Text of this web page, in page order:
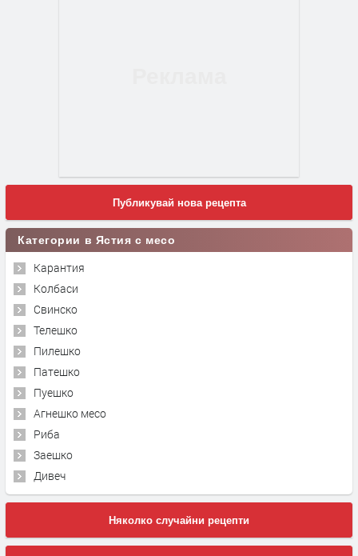
Публикувай нова рецепта
Категории в Ястия с месо
Карантия
Колбаси
Свинско
Телешко
Пилешко
Патешко
Пуешко
Агнешко месо
Риба
Заешко
Дивеч
Няколко случайни рецепти